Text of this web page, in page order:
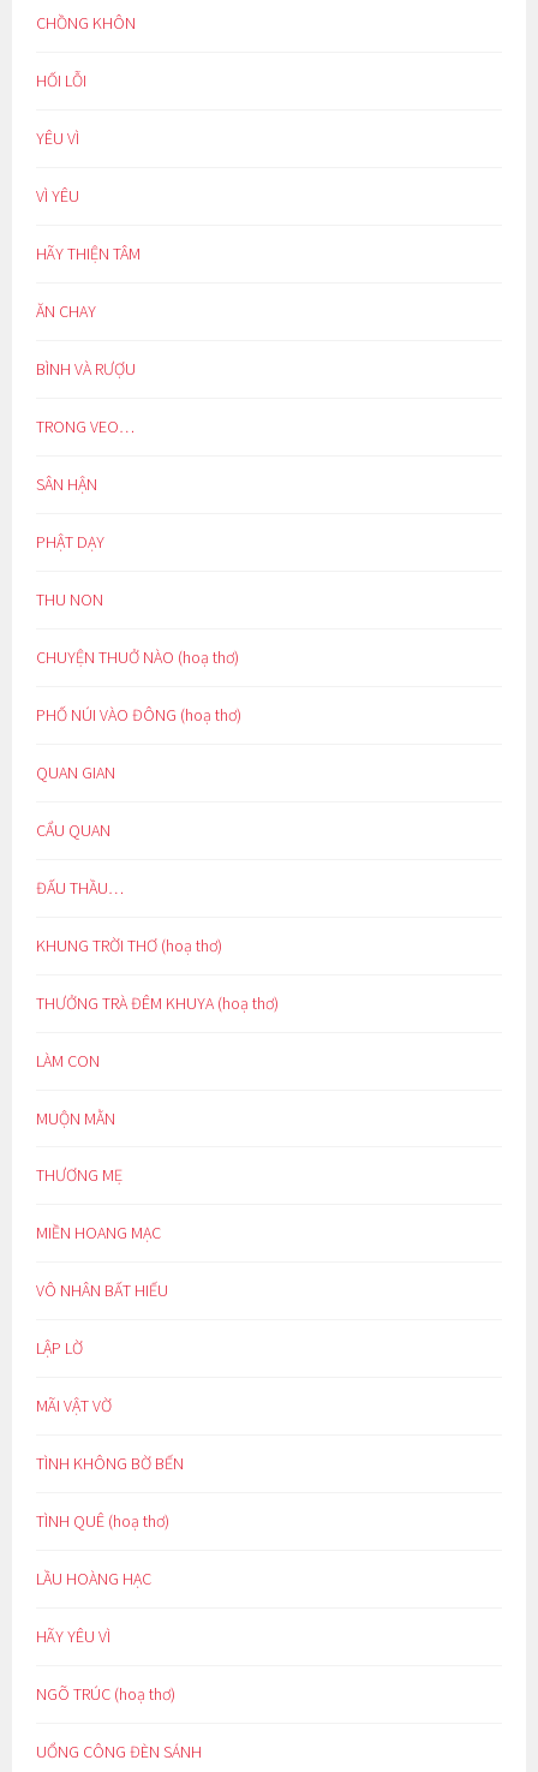
CHỒNG KHÔN
HỐI LỖI
YÊU VÌ
VÌ YÊU
HÃY THIỆN TÂM
ĂN CHAY
BÌNH VÀ RƯỢU
TRONG VEO…
SÂN HẬN
PHẬT DẠY
THU NON
CHUYỆN THUỞ NÀO (hoạ thơ)
PHỐ NÚI VÀO ĐÔNG (hoạ thơ)
QUAN GIAN
CẨU QUAN
ĐẤU THẦU…
KHUNG TRỜI THƠ (hoạ thơ)
THƯỞNG TRÀ ĐÊM KHUYA (hoạ thơ)
LÀM CON
MUỘN MẰN
THƯƠNG MẸ
MIỀN HOANG MẠC
VÔ NHÂN BẤT HIẾU
LẬP LỜ
MÃI VẬT VỜ
TÌNH KHÔNG BỜ BẾN
TÌNH QUÊ (hoạ thơ)
LẦU HOÀNG HẠC
HÃY YÊU VÌ
NGÕ TRÚC (hoạ thơ)
UỔNG CÔNG ĐÈN SÁNH